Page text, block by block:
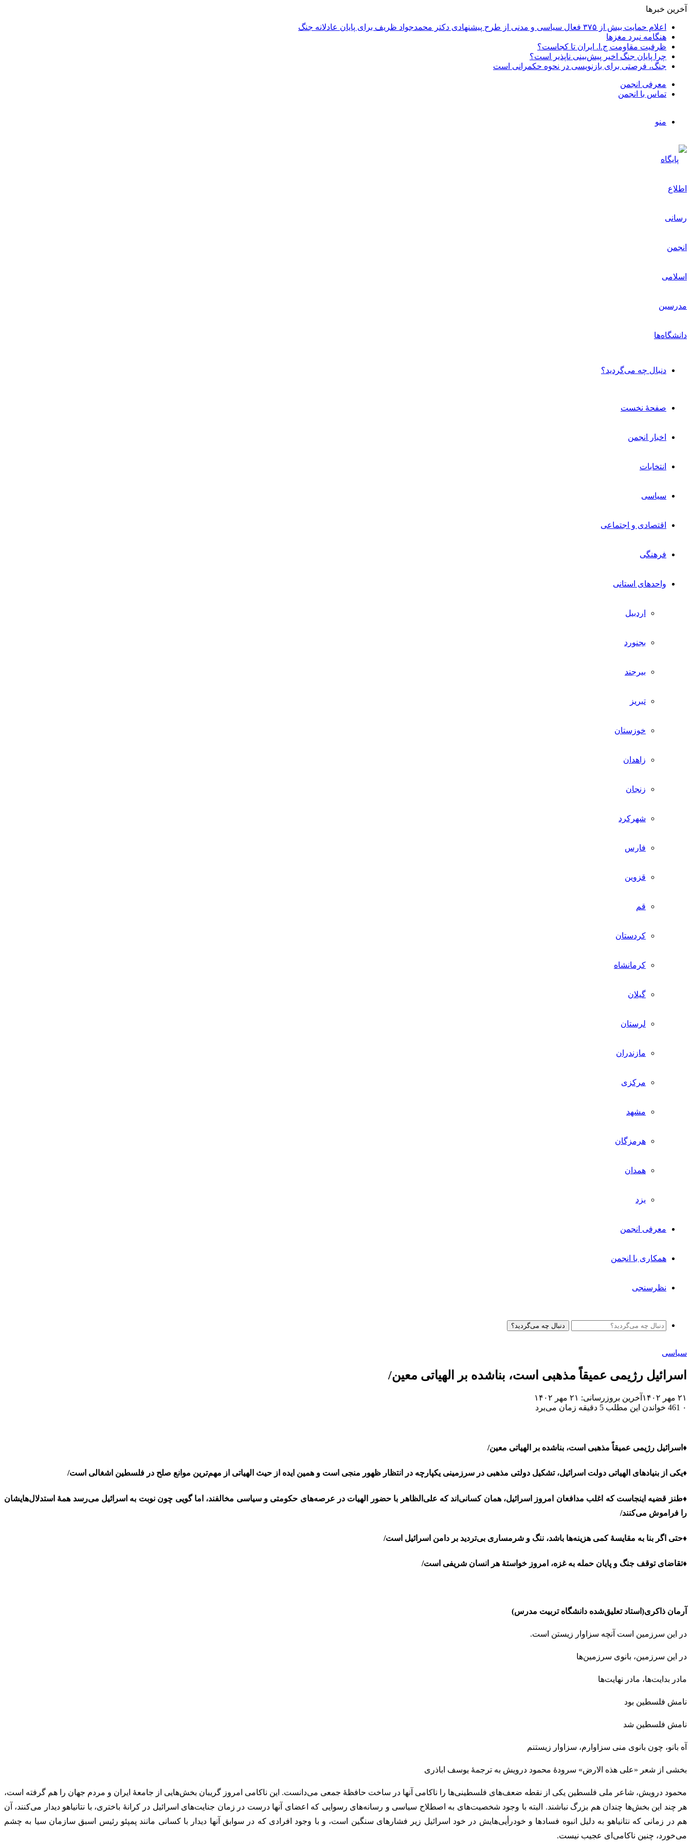
آخرین خبرها
اعلام حمایت بیش از ۳۷۵ فعال سیاسی و مدنی از طرح پیشنهادی دکتر محمدجواد ظریف برای پایان عادلانه جنگ
هنگامه نبرد مغزها
ظرفیت مقاومت ج.ا. ایران تا کجاست؟
چرا پایان جنگ اخیر پیش‌بینی ناپذیر است؟
جنگ، فرصتی برای بازنویسی در نحوه حکمرانی است
معرفی انجمن
تماس با انجمن
منو
دنبال چه می‌گردید؟
صفحۀ نخست
اخبار انجمن
انتخابات
سیاسی
اقتصادی و اجتماعی
فرهنگی
واحدهای استانی
اردبیل
بجنورد
بیرجند
تبریز
خوزستان
زاهدان
زنجان
شهرکرد
فارس
قزوین
قم
کردستان
کرمانشاه
گیلان
لرستان
مازندران
مرکزی
مشهد
هرمزگان
همدان
یزد
معرفی انجمن
همکاری با انجمن
نظرسنجی
دنبال چه می‌گردید؟
سیاسی
اسرائیل رژیمی عمیقاً مذهبی است، بناشده بر الهیاتی معین/
۲۱ مهر ۱۴۰۲
آخرین بروزرسانی: ۲۱ مهر ۱۴۰۲
۰
خواندن این مطلب 5 دقیقه زمان می‌برد
♦اسرائیل رژیمی عمیقاً مذهبی است، بناشده بر الهیاتی معین/
♦یکی از بنیادهای الهیاتی دولت اسرائیل، تشکیل دولتی مذهبی در سرزمینی یکپارچه در انتظار ظهور منجی است و همین ایده از حیث الهیاتی از مهم‌ترین موانع صلح در فلسطین اشغالی است/
♦طنز قضیه اینجاست که اغلب مدافعان امروز اسرائیل، همان کسانی‌اند که علی‌الظاهر با حضور الهیات در عرصه‌های حکومتی و سیاسی مخالفند، اما گویی چون نوبت به اسرائیل می‌رسد همۀ استدلال‌هایشان
را فراموش می‌کنند/
♦حتی اگر بنا به مقایسۀ کمی هزینه‌ها باشد، ننگ و شرمساری بی‌تردید بر دامن اسرائیل است/
♦تقاضای توقف جنگ و پایان حمله به غزه، امروز خواستۀ هر انسان شریفی است/
آرمان ذاکری(استاد تعلیق‌شده دانشگاه تربیت مدرس)
در این سرزمین است آنچه سزاوار زیستن است.
در این سرزمین، بانوی سرزمین‌ها
مادر بدایت‌ها، مادر نهایت‌ها
نامش فلسطین بود
نامش فلسطین شد
آه بانو، چون بانوی منی سزاوارم، سزاوار زیستنم
بخشی از شعر «علی هذه الارض» سرودۀ محمود درویش به ترجمۀ یوسف اباذری
محمود درویش، شاعر ملی فلسطین یکی از نقطه ضعف‌های فلسطینی‌ها را ناکامی آنها در ساخت حافظۀ جمعی می‌دانست. این ناکامی امروز گریبان بخش‌هایی از جامعۀ ایران و مردم جهان را هم گرفته است،
هر چند این بخش‌ها چندان هم بزرگ نباشند. البته با وجود شخصیت‌های به اصطلاح سیاسی و رسانه‌های رسوایی که اعضای آنها درست در زمان جنایت‌های اسرائیل در کرانۀ باختری، با نتانیاهو دیدار می‌کنند، آن
هم در زمانی که نتانیاهو به دلیل انبوه فسادها و خودرأیی‌هایش در خود اسرائیل زیر فشارهای سنگین است، و با وجود افرادی که در سوابق آنها دیدار با کسانی مانند پمپئو رئیس اسبق سازمان سیا به چشم
می‌خورد، چنین ناکامی‌ای عجیب نیست.